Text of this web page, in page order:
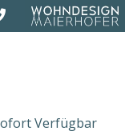
Verfügbar